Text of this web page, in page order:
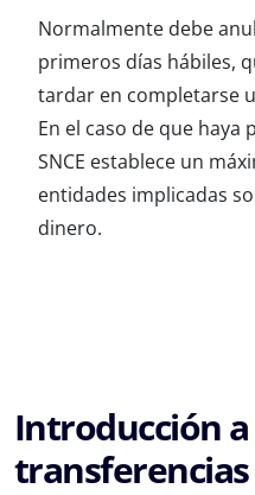
Normalmente debe
primeros días hábiles,
tardar en completarse
En el caso de que haya
SNCE establece un
entidades implicadas
dinero.
Introducción a